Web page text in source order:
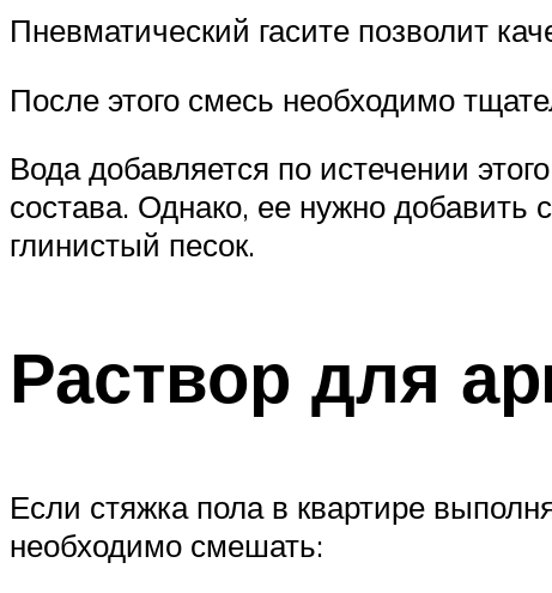
Пневматический гасите позволит
После этого смесь необходимо
Вода добавляется по истечении
состава. Однако, ее нужно добавить
глинистый песок.
Раствор для
Если стяжка пола в квартире
необходимо смешать: